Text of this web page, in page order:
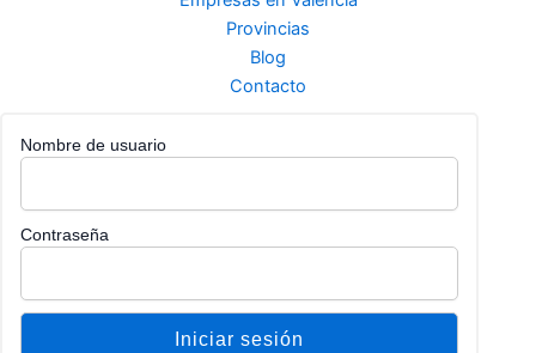
Provincias
Blog
Contacto
Nombre de usuario
Contraseña